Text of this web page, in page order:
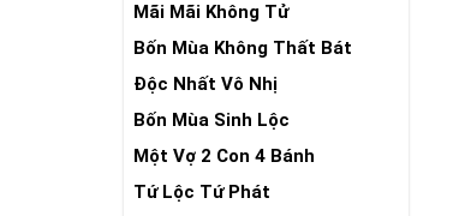
Mãi Mãi Không Tử
Bốn Mùa Không Thất Bát
Độc Nhất Vô Nhị
Bốn Mùa Sinh Lộc
Một Vợ 2 Con 4 Bánh
Tứ Lộc Tứ Phát